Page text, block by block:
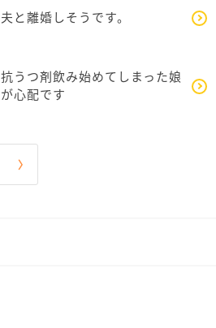
夫と離婚しそうです。
抗うつ剤飲み始めてしまった娘
が心配です